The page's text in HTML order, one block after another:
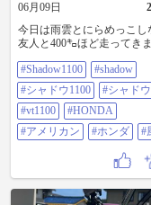
06月09日
今日は雨雲とにらめっこし
友人と400㌔ほど走ってき
良かった〜 お昼に食べたカ
どん絶品です！😋 #shadow1100
#shadow #シャドウ1100 #シ
#VT1100 #HONDA #アメリ
ンダ #風輪里
#Shadow1100
#shadow
#シャドウ1100
#シャドウ
#vt1100
#HONDA
#アメリカン
#ホンダ #